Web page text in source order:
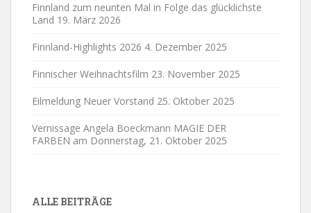
Finnland zum neunten Mal in Folge das glücklichste
Land 19. März 2026
Finnland-Highlights 2026 4. Dezember 2025
Finnischer Weihnachtsfilm 23. November 2025
Eilmeldung Neuer Vorstand 25. Oktober 2025
Vernissage Angela Boeckmann MAGIE DER
FARBEN am Donnerstag, 21. Oktober 2025
ALLE BEITRÄGE